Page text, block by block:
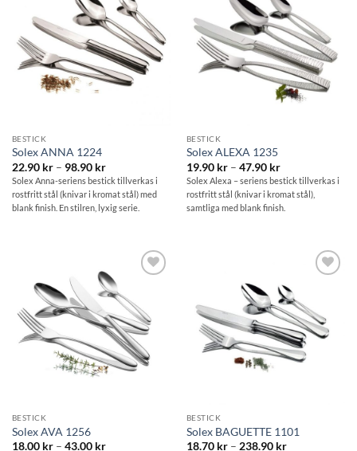
Lägg till i
önskelistan
BESTICK
Solex ANNA 1224
22.90 kr – 98.90 krPrisintervall:
22.90 kr
till
98.90 kr
Solex Anna-seriens bestick tillverkas i
rostfritt stål (knivar i kromat stål) med
blank finish. En stilren, lyxig serie.
önskelistan
BESTICK
Solex ALEXA 1235
19.90 kr – 47.90 krPrisintervall:
19.90 kr
till
47.90 kr
Solex Alexa – seriens bestick tillverkas i
rostfritt stål (knivar i kromat stål),
samtliga med blank finish.
önskelistan
BESTICK
Solex AVA 1256
18.00 kr – 43.00 krPrisintervall:
önskelistan
BESTICK
Solex BAGUETTE 1101
18.70 kr – 238.90 krPrisintervall: